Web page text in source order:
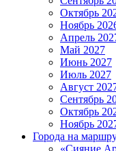
Октябрь
Ноябрь
Апрель
Май 2027
Июнь 2027
Июль 2027
Август
Сентябрь
Октябрь
Ноябрь
Города на
«Сияние